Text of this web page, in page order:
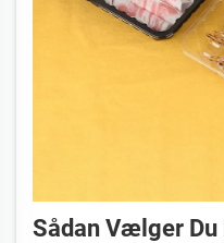
Sådan Vælger Du